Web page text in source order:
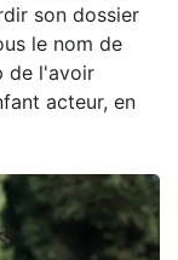
son dossier
le nom de
de l'avoir
acteur, en